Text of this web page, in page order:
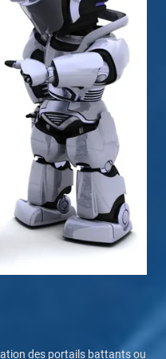
des portails battants ou